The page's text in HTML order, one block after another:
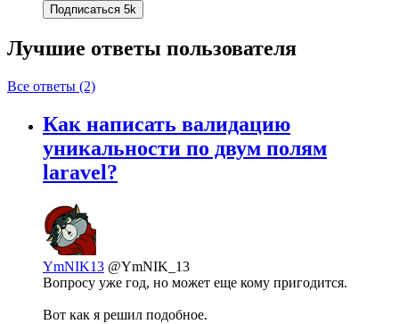
Подписаться 5k
Лучшие ответы пользователя
Все ответы (2)
Как написать валидацию
уникальности по двум полям
laravel?
YmNIK13 @YmNIK_13
Вопросу уже год, но может еще кому пригодится.
Вот как я решил подобное.